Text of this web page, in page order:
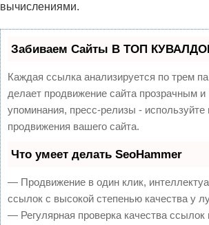
вычислениями.
Забиваем Сайты В ТОП
Каждая ссылка анализируется по трем
делает продвижение сайта прозрачным
упоминания, пресс-релизы -
продвижения вашего сайта.
Что умеет делать SeoHammer
— Продвижение в один клик,
ссылок с высокой степенью качества у
— Регулярная проверка качества